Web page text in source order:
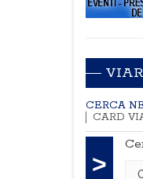
CERCA
CARD
>